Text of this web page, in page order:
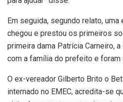
Em seguida, segundo relato, uma
chegou e prestou os primeiros
primeira dama Patrícia Carneiro,
com a família do prefeito e foram
O ex-vereador Gilberto Brito o
internado no EMEC, acredita-se